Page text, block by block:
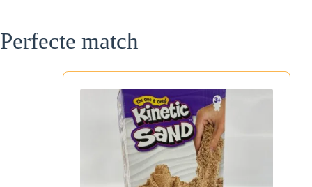
Perfecte match